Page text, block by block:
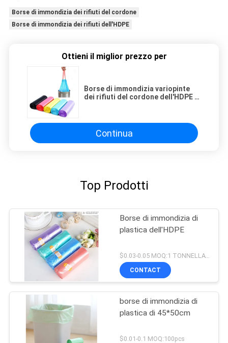
Borse di immondizia dei rifiuti del cordone
Borse di immondizia dei rifiuti dell'HDPE
Ottieni il miglior prezzo per
Borse di immondizia variopinte
dei rifiuti del cordone dell'HDPE in
Continua
Top Prodotti
Borse di immondizia di
plastica dell'HDPE
$0.03-0.05 MOQ:1 TONNELLATA
CONTACT
borse di immondizia di
plastica di 45*50cm
$0.01-0.1 MOQ:100pcs